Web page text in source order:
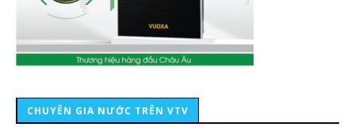
CHUYÊN GIA NƯỚC TRÊN VTV